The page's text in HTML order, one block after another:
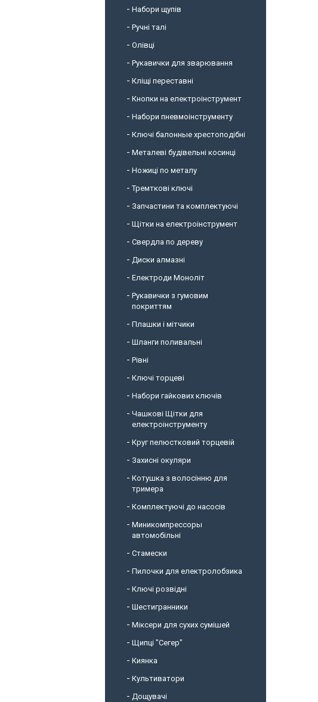
Набори щупів
Ручні талі
Олівці
Рукавички для зварювання
Кліщі переставні
Кнопки на електроінструмент
Набори пневмоінструменту
Ключі балонные хрестоподібні
Металеві будівельні косинці
Ножиці по металу
Тремткові ключі
Запчастини та комплектуючі
Щітки на електроінструмент
Свердла по дереву
Диски алмазні
Електроди Моноліт
Рукавички з гумовим
покриттям
Плашки і мітчики
Шланги поливальні
Рівні
Ключі торцеві
Набори гайкових ключів
Чашкові Щітки для
електроінструменту
Круг пелюстковий торцевій
Захисні окуляри
Котушка з волосінню для
тримера
Комплектуючі до насосів
Миникомпрессоры
автомобільні
Стамески
Пилочки для електролобзика
Ключі розвідні
Шестигранники
Міксери для сухих сумішей
Щипці "Сегер"
Киянка
Культиватори
Дощувачі